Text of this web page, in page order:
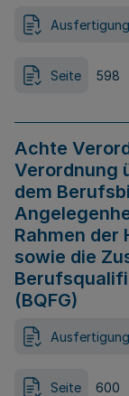
Seite 598
Achte
Verordnung
dem
Rahmen der
sowie die
(BQFG)
Seite 600